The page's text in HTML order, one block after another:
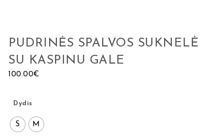
PUDRINĖS SPALVOS SUKNELĖ
SU KASPINU GALE
100.00€
Dydis
S M